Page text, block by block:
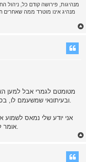
מנהיג אינו מוטרד ממה שאחרים
מטומטם לגמרי אבל למען
ובעיתונאי שמשעמם לו, בסיכום תגובת העירייה הייתה דווקא תומכת והגיונית.
אני יודע שלי נמאס
אומר לאנשים במה אני עוסק (למה זה?, לדקור מישהו?).